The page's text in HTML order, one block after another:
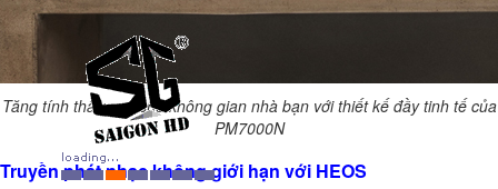
Tăng tính thẩm mỹ cho không gian nhà bạn với thiết kế đầy tinh tế của
PM7000N
Truyền phát nhạc không giới hạn với HEOS